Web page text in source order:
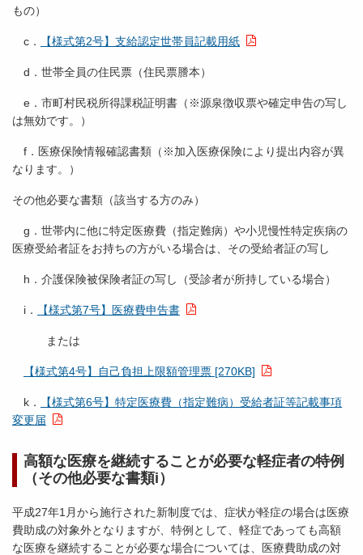
もの）
c． 【様式第2号】支給認定世帯員記載用紙
d．世帯全員の住民票（住民票謄本）
e．市町村民税所得課税証明書（※源泉徴収票や確定申告の写し
は無効です。）
f．医療保険情報確認書類（※加入医療保険により提出内容が異
なります。）
その他必要な書類（該当する方のみ）
g．世帯内に他に特定医療費（指定難病）や小児慢性特定疾病の
医療受給者証をお持ちの方がいる場合は、その受給者証の写し
h．介護保険被保険者証の写し（受診者が所持している場合）
i． 【様式第7号】医療費申告書
または
【様式第4号】自己負担上限額管理票 [270KB]
k．
【様式第6号】特定医療費（指定難病）受給者証等記載事項
変更届
高額な医療を継続することが必要な軽症者の特例
（その他必要な書類i）
平成27年1月から施行された新制度では、症状が軽症の場合は医療
費助成の対象外となりますが、特例として、軽症であっても高額
な医療を継続することが必要な場合については、医療費助成の対